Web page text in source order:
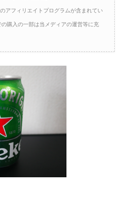
アフィリエイトプログラムが含まれてい
購入の一部は当メディアの運営等に充